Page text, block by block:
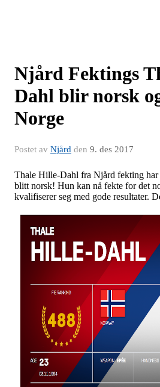
Njård Fektings
Dahl blir norsk
Norge
Postet av Njård den 9. des 2017
Thale Hille-Dahl fra Njård fekting har
blitt norsk! Hun kan nå fekte for det
kvalifiserer seg med gode resultater.